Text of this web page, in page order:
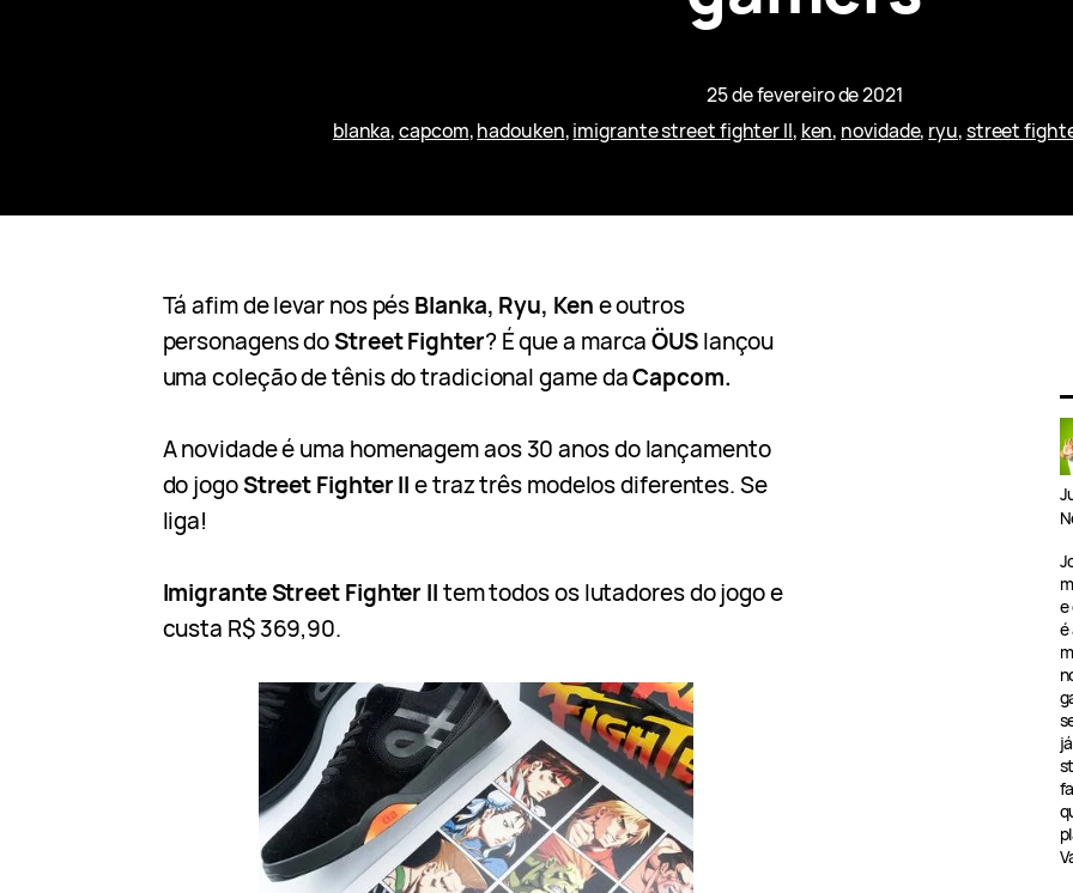
25 de fevereiro de 2021
blanka, capcom, hadouken, imigrante street fighter II, ken, novidade, ryu, street
Tá afim de levar nos pésBlanka, Ryu, Kene outros
personagens doStreet Fighter? É que a marcaÖUSlançou
uma coleção de tênis do tradicional game daCapcom.
A novidade é uma homenagem aos 30 anos do lançamento
do jogoStreet Fighter IIe traz três modelos diferentes. Se
liga!
Imigrante Street Fighter IItem todos os lutadores do jogo e
custa R$ 369,90.
e
é